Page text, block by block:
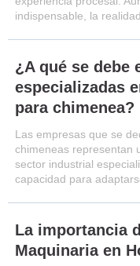
indispensable, la
¿A qué se debe
especializadas
para chimenea?
Las empresas que se
chimeneas representan
sector industrial
capacidad para
La importancia
Maquinaria en